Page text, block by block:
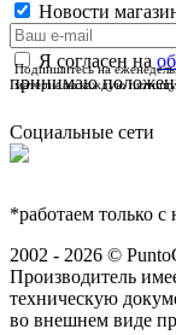
Новости
Я согласен на
принимаю
Подпишитесь на
материалы каждую
Социальные сети
*работаем только
2002 - 2026 ©
Производитель
техническую
во внешнем виде